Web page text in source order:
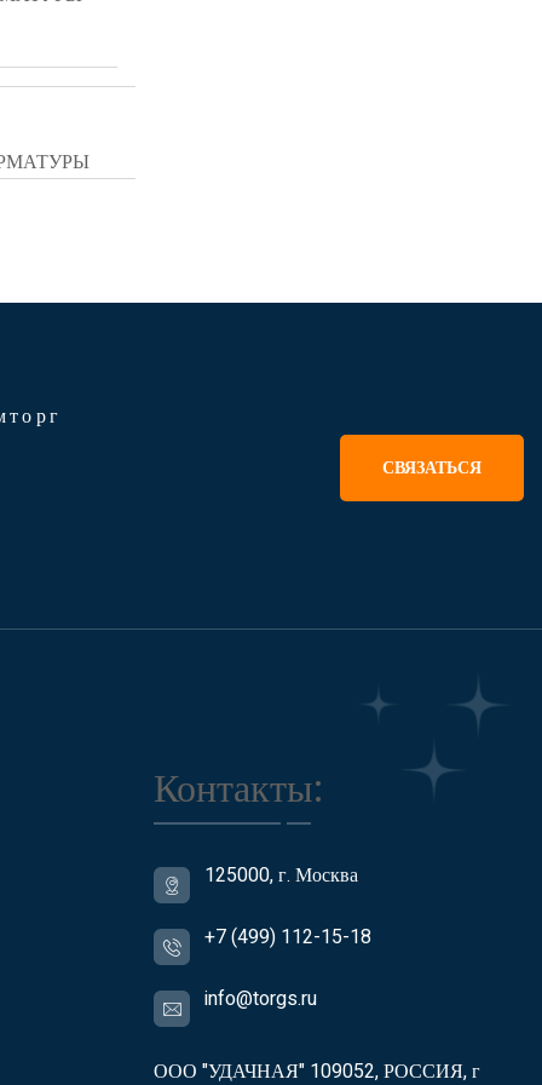
СВЯЗАТЬСЯ
Контакты:
125000, г. Москва
+7 (499) 112-15-18
info@torgs.ru
ООО "УДАЧНАЯ" 109052, РОССИЯ, г